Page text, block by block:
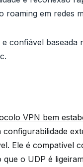
roaming em redes
confiável baseada
VPN bem
Ele é compatível
o UDP é